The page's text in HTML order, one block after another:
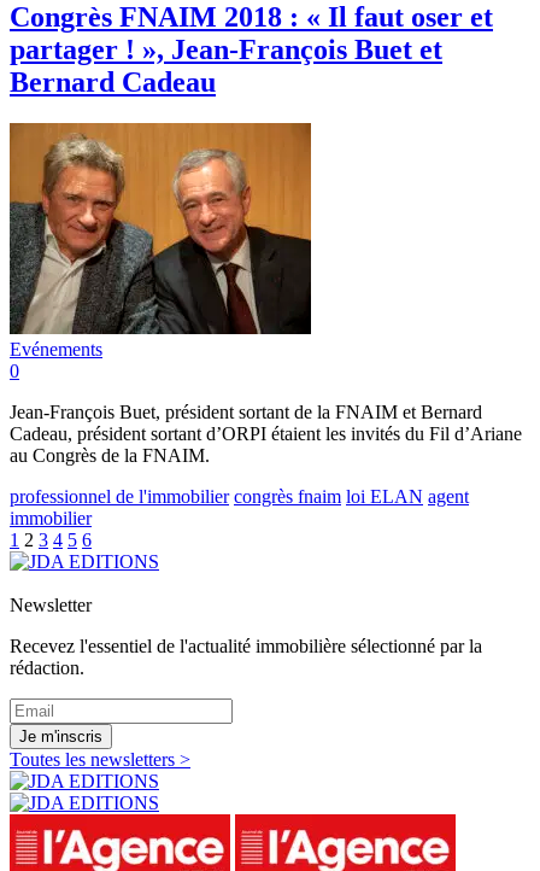
Congrès FNAIM 2018 : « Il faut oser et
partager ! », Jean-François Buet et
Bernard Cadeau
Evénements
0
Jean-François Buet, président sortant de la FNAIM et Bernard
Cadeau, président sortant d’ORPI étaient les invités du Fil d’Ariane
au Congrès de la FNAIM.
professionnel de l'immobilier congrès fnaim loi ELAN agent
immobilier
1 2 3 4 5 6
Newsletter
Recevez l'essentiel de l'actualité immobilière sélectionné par la
rédaction.
Je m'inscris
Toutes les newsletters >